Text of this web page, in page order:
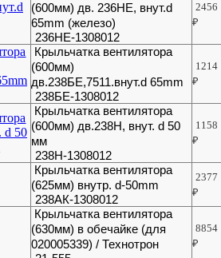
(600мм) дв. 236НЕ, внут.d
65mm (железо)
236НЕ-1308012
2456
₽
Крыльчатка вентилятора
(600мм)
дв.238БЕ,7511.внут.d 65mm
238БЕ-1308012
1214
₽
Крыльчатка вентилятора
(600мм) дв.238Н, внут. d 50
мм
238Н-1308012
1158
₽
Крыльчатка вентилятора
(625мм) внутр. d-50mm
238АК-1308012
2377
₽
Крыльчатка вентилятора
(630мм) в обечайке (для
020005339) / Технотрон
8854
₽